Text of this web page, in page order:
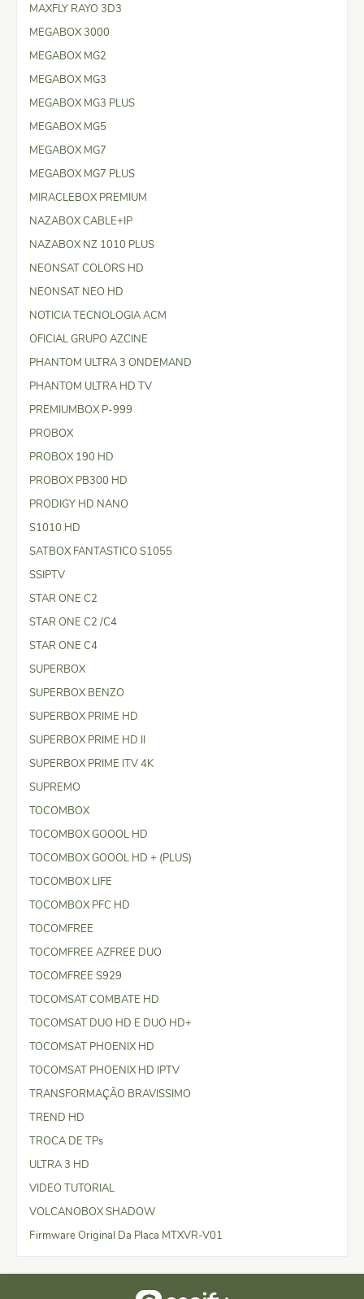
MAXFLY RAYO 3D3
MEGABOX 3000
MEGABOX MG2
MEGABOX MG3
MEGABOX MG3 PLUS
MEGABOX MG5
MEGABOX MG7
MEGABOX MG7 PLUS
MIRACLEBOX PREMIUM
NAZABOX CABLE+IP
NAZABOX NZ 1010 PLUS
NEONSAT COLORS HD
NEONSAT NEO HD
NOTICIA TECNOLOGIA ACM
OFICIAL GRUPO AZCINE
PHANTOM ULTRA 3 ONDEMAND
PHANTOM ULTRA HD TV
PREMIUMBOX P-999
PROBOX
PROBOX 190 HD
PROBOX PB300 HD
PRODIGY HD NANO
S1010 HD
SATBOX FANTASTICO S1055
SSIPTV
STAR ONE C2
STAR ONE C2 /C4
STAR ONE C4
SUPERBOX
SUPERBOX BENZO
SUPERBOX PRIME HD
SUPERBOX PRIME HD II
SUPERBOX PRIME ITV 4K
SUPREMO
TOCOMBOX
TOCOMBOX GOOOL HD
TOCOMBOX GOOOL HD + (PLUS)
TOCOMBOX LIFE
TOCOMBOX PFC HD
TOCOMFREE
TOCOMFREE AZFREE DUO
TOCOMFREE S929
TOCOMSAT COMBATE HD
TOCOMSAT DUO HD E DUO HD+
TOCOMSAT PHOENIX HD
TOCOMSAT PHOENIX HD IPTV
TRANSFORMAÇÃO BRAVISSIMO
TREND HD
TROCA DE TPs
ULTRA 3 HD
VIDEO TUTORIAL
VOLCANOBOX SHADOW
Firmware Original Da Placa MTXVR-V01